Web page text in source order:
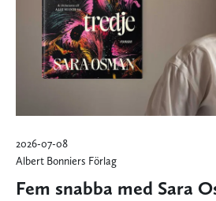
2026-07-08
Albert Bonniers Förlag
Fem snabba med Sara